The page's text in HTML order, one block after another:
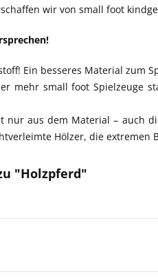
wir von small foot
Ein besseres Material zum
mehr small foot Spielzeuge
aus dem Material – auch
Hölzer, die extremen
"Holzpferd"